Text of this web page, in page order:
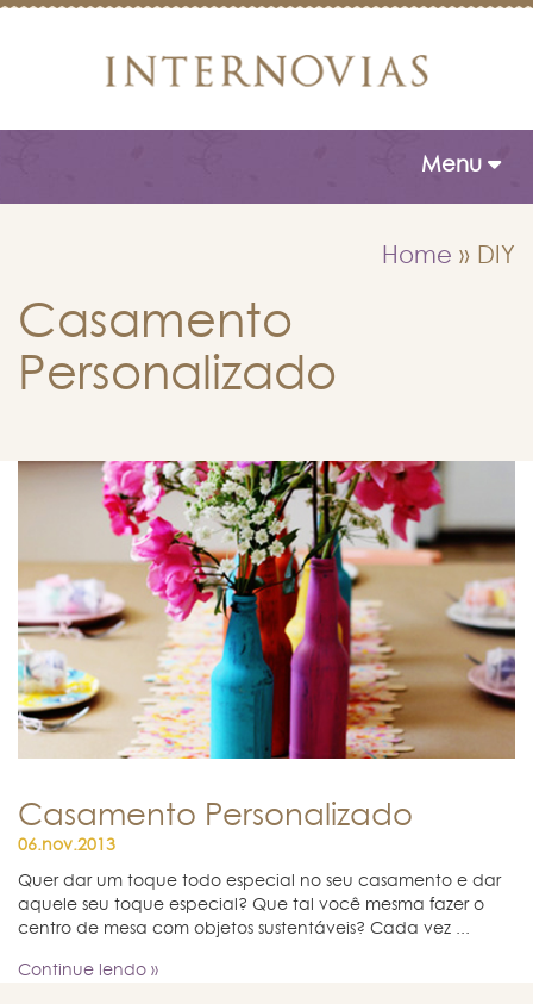
Toggle
Menu
Home » DIY
Casamento
Personalizado
Casamento Personalizado
06.nov.2013
Quer dar um toque todo especial no seu casamento e dar
aquele seu toque especial? Que tal você mesma fazer o
centro de mesa com objetos sustentáveis? Cada vez ...
Continue lendo »